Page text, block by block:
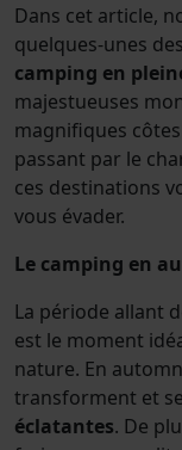
Dans cet article,
quelques-unes
camping en
majestueuses
magnifiques
passant par le
ces destinations
vous évader.
Le camping en
La période allant
est le moment
nature. En
transforment et
éclatantes. De